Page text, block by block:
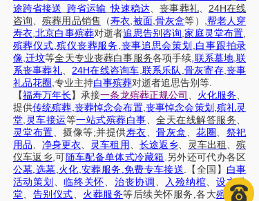
途跨省接送 跨省运输 _快速稳达、丧事葬礼、 24H在线
咨询、殡葬用品销售 （寿衣 被面, 骨灰盒等）
帮老人穿
寿衣 ,北京白事殡葬对逝者追思告别咨询 ,家庭灵堂布置
殡葬仪式 殡仪丧葬服务 丧事追思会策划 白事跟拍录
像 迁坟等全天专业丧葬白事服务各项手续 联系墓地 ,联
系丧事葬礼、24H在线咨询车 联系乐队 骨灰寄存, 丧事
礼品花圈 专业主持白事殡葬对逝者追思告别等.
【福寿万年长 】承接一条龙殡葬正规公司 、 火化服务、
提供传统殡葬 丧葬悼念会布置, 丧事悼念会策划 殡礼灵
堂 灵车接运等一站式殡葬白事、全天在线解答服务、
灵堂布置、摄像等;并提供寿衣、骨灰盒 、花圈 、 祭祀
用品、 净身更衣、 灵车租用 、 长途返乡、 灵车出租 、殡
仪车返乡 可 随车配备单体式冷藏箱 另外还可代办各区
公墓 选墓 火化 安葬服务 免费专车接送 【全国】 白事
活动策划 、临终关怀、 治丧协调 、 入殓纳棺、 设立灵
堂、 告别仪式、 火葬服务等后续关怀服务 ,各大殡仪、